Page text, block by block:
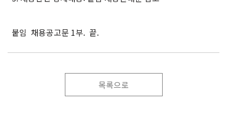
붙임 채용공고문 1부. 끝.
목록으로